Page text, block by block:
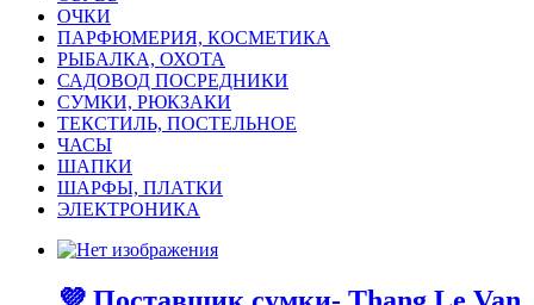
ОЧКИ
ПАРФЮМЕРИЯ, КОСМЕТИКА
РЫБАЛКА, ОХОТА
САДОВОД ПОСРЕДНИКИ
СУМКИ, РЮКЗАКИ
ТЕКСТИЛЬ, ПОСТЕЛЬНОЕ
ЧАСЫ
ШАПКИ
ШАРФЫ, ПЛАТКИ
ЭЛЕКТРОНИКА